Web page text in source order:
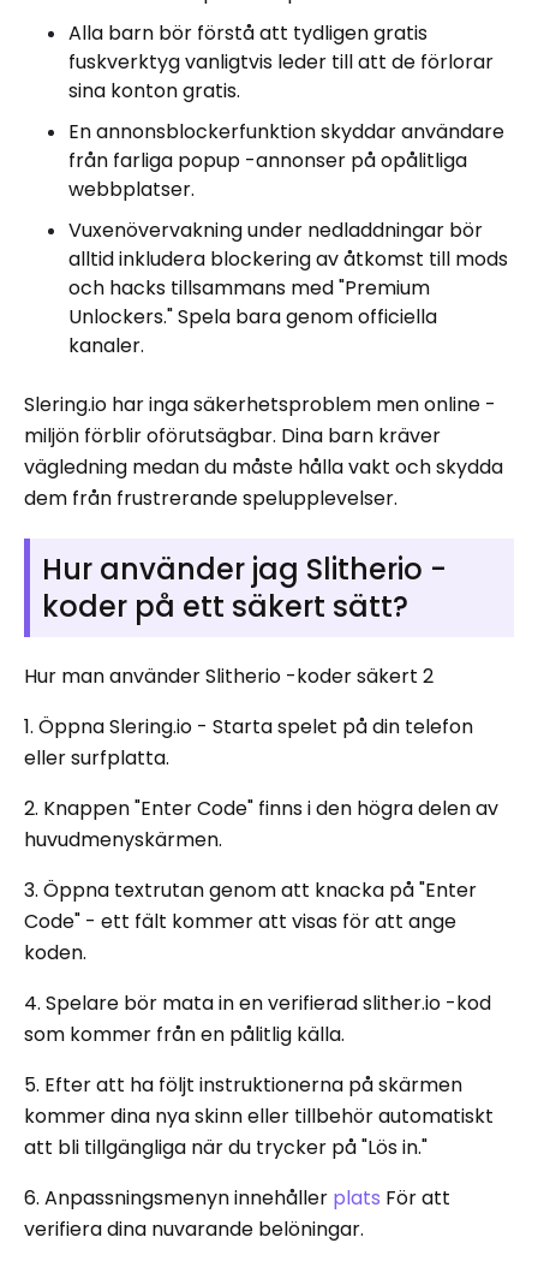
Alla barn bör förstå att tydligen gratis
fuskverktyg vanligtvis leder till att de förlorar
sina konton gratis.
En annonsblockerfunktion skyddar användare
från farliga popup -annonser på opålitliga
webbplatser.
Vuxenövervakning under nedladdningar bör
alltid inkludera blockering av åtkomst till mods
och hacks tillsammans med "Premium
Unlockers." Spela bara genom officiella
kanaler.
Slering.io har inga säkerhetsproblem men online -
miljön förblir oförutsägbar. Dina barn kräver
vägledning medan du måste hålla vakt och skydda
dem från frustrerande spelupplevelser.
Hur använder jag Slitherio -
koder på ett säkert sätt?
Hur man använder Slitherio -koder säkert 2
1. Öppna Slering.io - Starta spelet på din telefon
eller surfplatta.
2. Knappen "Enter Code" finns i den högra delen av
huvudmenyskärmen.
3. Öppna textrutan genom att knacka på "Enter
Code" - ett fält kommer att visas för att ange
koden.
4. Spelare bör mata in en verifierad slither.io -kod
som kommer från en pålitlig källa.
5. Efter att ha följt instruktionerna på skärmen
kommer dina nya skinn eller tillbehör automatiskt
att bli tillgängliga när du trycker på "Lös in."
6. Anpassningsmenyn innehåller plats För att
verifiera dina nuvarande belöningar.